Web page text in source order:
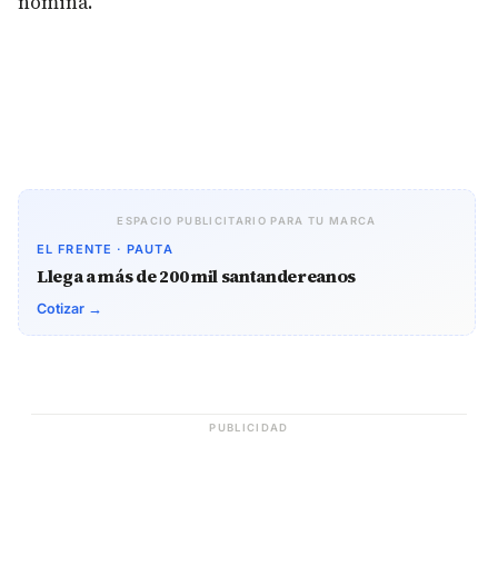
ESPACIO PUBLICITARIO PARA TU MARCA
EL FRENTE · PAUTA
Llega a más de 200 mil santandereanos
Cotizar →
PUBLICIDAD